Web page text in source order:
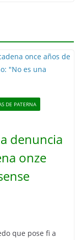
DE PATERNA
denuncia
onze
que pose fi a